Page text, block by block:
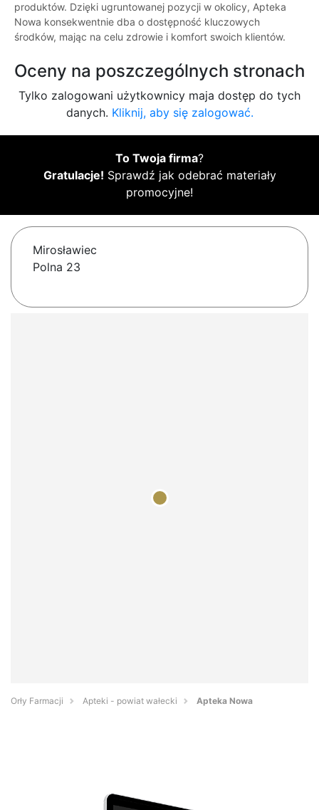
produktów. Dzięki ugruntowanej pozycji w okolicy, Apteka
Nowa konsekwentnie dba o dostępność kluczowych
środków, mając na celu zdrowie i komfort swoich klientów.
Oceny na poszczególnych stronach
Tylko zalogowani użytkownicy maja dostęp do tych
danych. Kliknij, aby się zalogować.
To Twoja firma?
Gratulacje! Sprawdź jak odebrać materiały
promocyjne!
Mirosławiec
Polna 23
Orły Farmacji Apteki - powiat wałecki Apteka Nowa